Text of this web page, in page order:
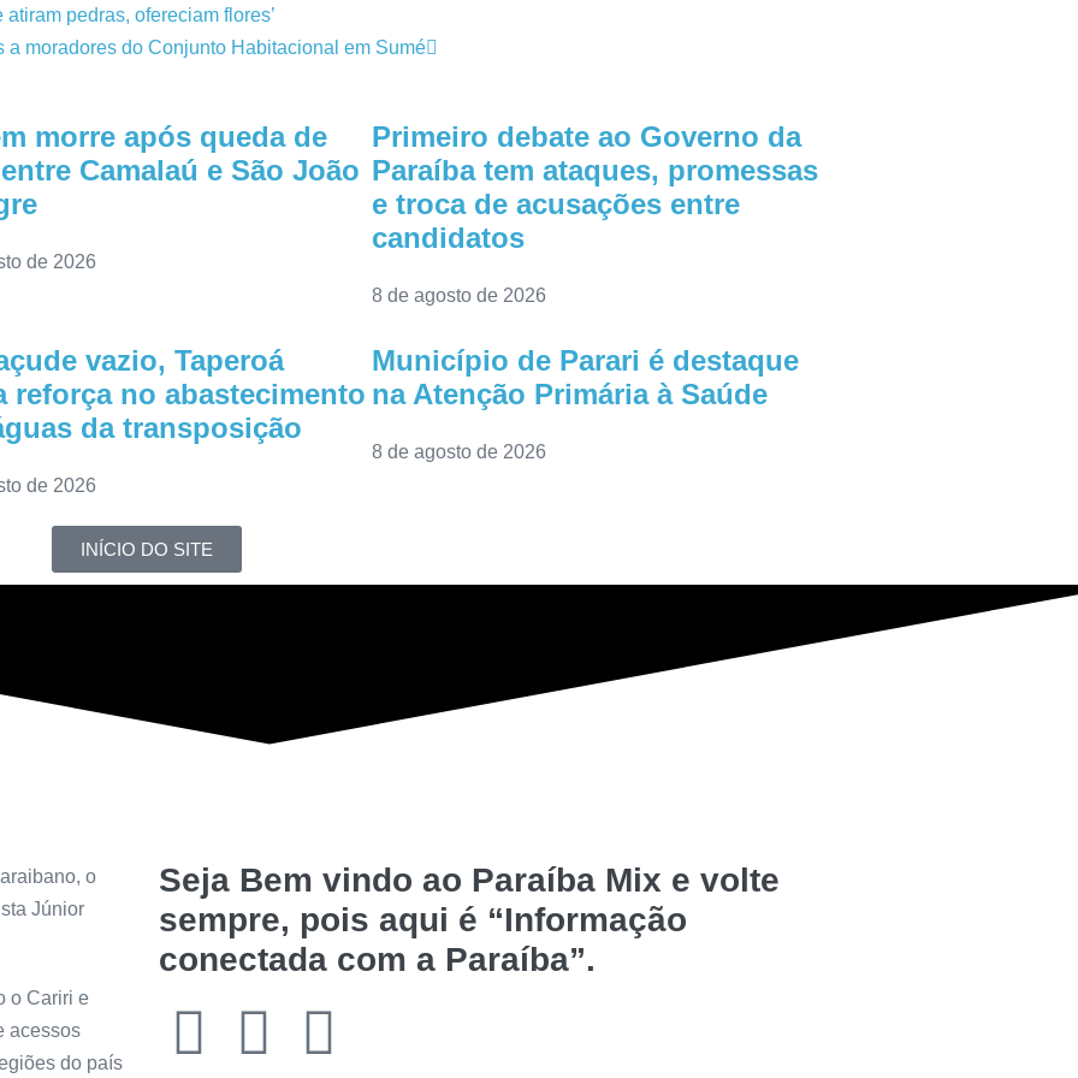
pedras, ofereciam flores’
moradores do Conjunto Habitacional em Sumé
morre após queda de
Camalaú e São João
de 2026
Primeiro debate ao Governo da
Paraíba tem ataques, promessas
e troca de acusações entre
candidatos
8 de agosto de 2026
vazio, Taperoá
reforça no abastecimento
da transposição
de 2026
Município de Parari é destaque
na Atenção Primária à Saúde
8 de agosto de 2026
INÍCIO DO SITE
o
Júnior
o Cariri e
acessos
do país
Seja Bem vindo ao Paraíba Mix e volte
sempre, pois aqui é “Informação
conectada com a Paraíba”.